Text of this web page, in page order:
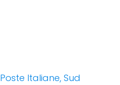
Poste Italiane, Sud